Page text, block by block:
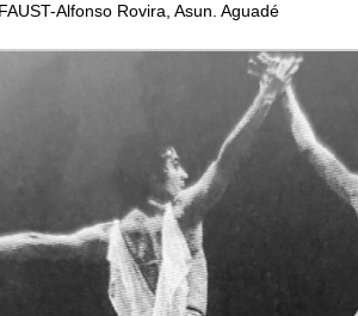
Alfonso Rovira, Asun. Aguadé